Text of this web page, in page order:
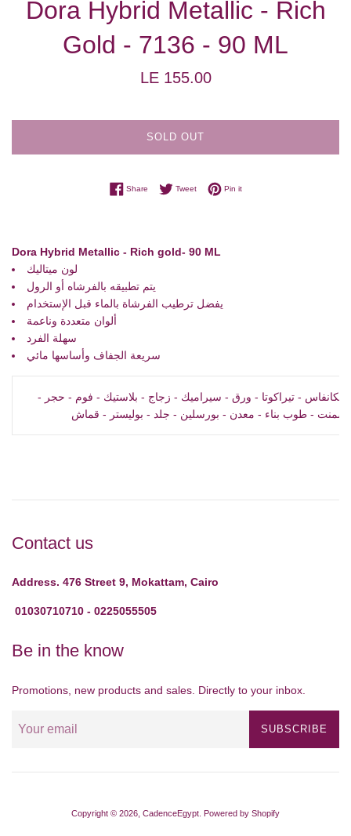
Dora Hybrid Metallic - Rich
Gold - 7136 - 90 ML
Regular
LE 155.00
SOLD OUT
ShareShare on Facebook
TweetTweet on Twitter
Pin itPin on Pinterest
Dora Hybrid Metallic - Rich gold- 90 ML
يتم تطبيقه بالفرشاه أو الرول
يفضل ترطيب الفرشاة بالماء قبل الإستخدام
ألوان متعددة وناعمة
سهلة الفرد
سريعة الجفاف وأساسها مائي
- طوب بناء - معدن - بورسلين - جلد - بوليستر - قماش
Contact us
Address. 476 Street 9, Mokattam, Cairo
01030710710 - 0225055505
Be in the know
Promotions, new products and sales. Directly to your inbox.
SUBSCRIBE
Copyright © 2026, CadenceEgypt Powered by Shopify